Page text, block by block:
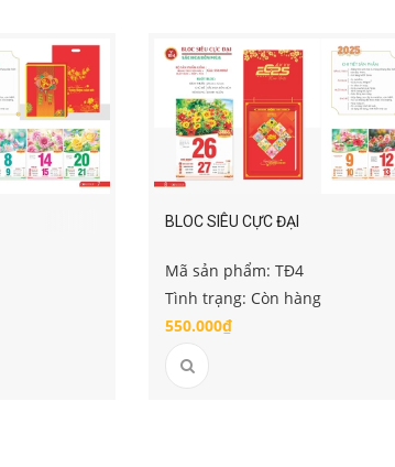
BLOC SIÊU CỰC ĐẠI
Mã sản phẩm: TĐ4
Tình trạng: Còn hàng
550.000₫